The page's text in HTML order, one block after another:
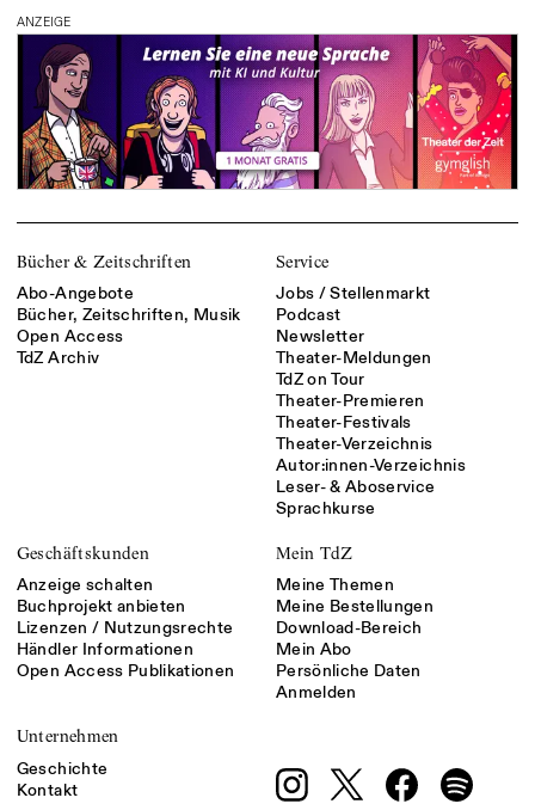
ANZEIGE
Bücher & Zeitschriften
Abo-Angebote
Bücher, Zeitschriften, Musik
Open Access
TdZ Archiv
Service
Jobs / Stellenmarkt
Podcast
Newsletter
Theater-Meldungen
TdZ on Tour
Theater-Premieren
Theater-Festivals
Theater-Verzeichnis
Autor:innen-Verzeichnis
Leser- & Aboservice
Sprachkurse
Geschäftskunden
Anzeige schalten
Buchprojekt anbieten
Lizenzen / Nutzungsrechte
Händler Informationen
Open Access Publikationen
Mein TdZ
Meine Themen
Meine Bestellungen
Download-Bereich
Mein Abo
Persönliche Daten
Anmelden
Unternehmen
Geschichte
Kontakt